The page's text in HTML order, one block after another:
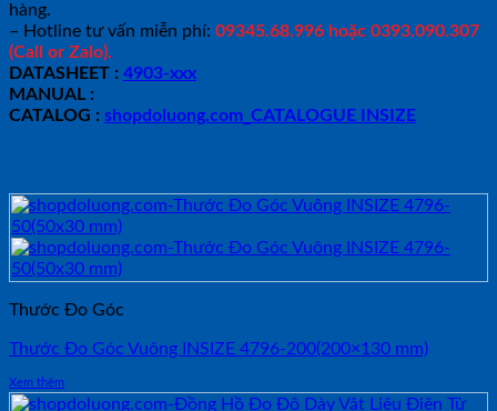
hàng.
– Hotline tư vấn miễn phí: 09345.68.996 hoặc 0393.090.307
(Call or Zalo).
DATASHEET : 4903-xxx
MANUAL :
CATALOG : shopdoluong.com_CATALOGUE INSIZE
Thước Đo Góc
Thước Đo Góc Vuông INSIZE 4796-200(200×130 mm)
Xem thêm